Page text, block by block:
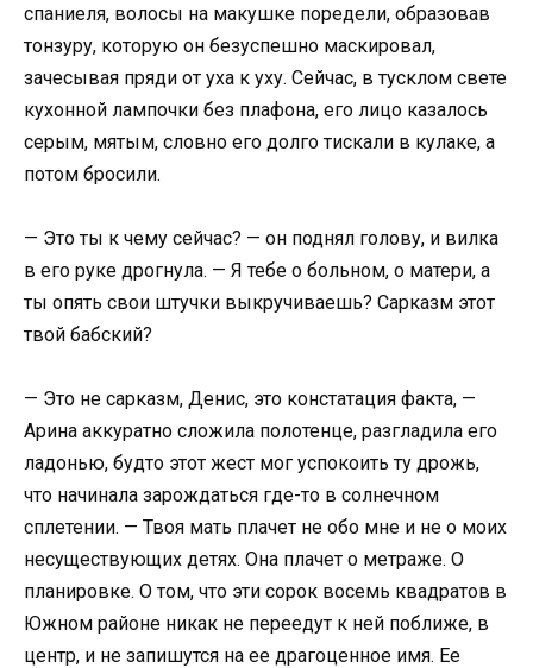
спаниеля, волосы на макушке поредели, образовав
тонзуру, которую он безуспешно маскировал,
зачесывая пряди от уха к уху. Сейчас, в тусклом свете
кухонной лампочки без плафона, его лицо казалось
серым, мятым, словно его долго тискали в кулаке, а
потом бросили.
— Это ты к чему сейчас? — он поднял голову, и вилка
в его руке дрогнула. — Я тебе о больном, о матери, а
ты опять свои штучки выкручиваешь? Сарказм этот
твой бабский?
— Это не сарказм, Денис, это констатация факта, —
Арина аккуратно сложила полотенце, разгладила его
ладонью, будто этот жест мог успокоить ту дрожь,
что начинала зарождаться где-то в солнечном
сплетении. — Твоя мать плачет не обо мне и не о моих
несуществующих детях. Она плачет о метраже. О
планировке. О том, что эти сорок восемь квадратов в
Южном районе никак не переедут к ней поближе, в
центр, и не запишутся на ее драгоценное имя. Ее